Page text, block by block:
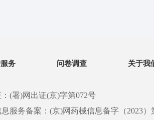
务 问卷调查 关于我
(署)网出证(京)字第072号
服务备案：(京)网药械信息备字（2023）